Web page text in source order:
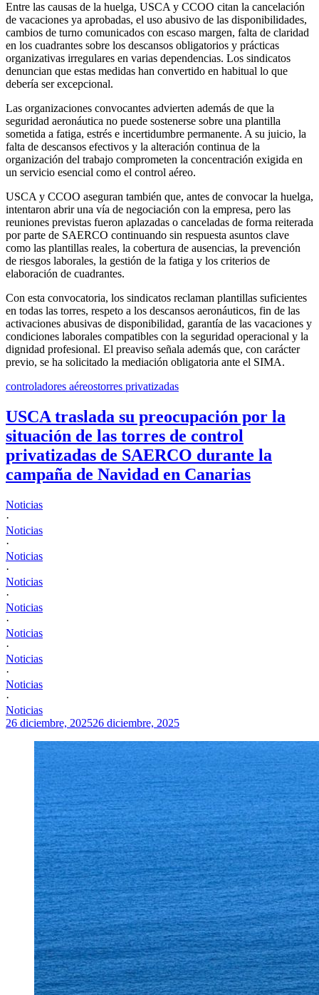
Entre las causas de la huelga, USCA y CCOO citan la cancelación
de vacaciones ya aprobadas, el uso abusivo de las disponibilidades,
cambios de turno comunicados con escaso margen, falta de claridad
en los cuadrantes sobre los descansos obligatorios y prácticas
organizativas irregulares en varias dependencias. Los sindicatos
denuncian que estas medidas han convertido en habitual lo que
debería ser excepcional.
Las organizaciones convocantes advierten además de que la
seguridad aeronáutica no puede sostenerse sobre una plantilla
sometida a fatiga, estrés e incertidumbre permanente. A su juicio, la
falta de descansos efectivos y la alteración continua de la
organización del trabajo comprometen la concentración exigida en
un servicio esencial como el control aéreo.
USCA y CCOO aseguran también que, antes de convocar la huelga,
intentaron abrir una vía de negociación con la empresa, pero las
reuniones previstas fueron aplazadas o canceladas de forma reiterada
por parte de SAERCO continuando sin respuesta asuntos clave
como las plantillas reales, la cobertura de ausencias, la prevención
de riesgos laborales, la gestión de la fatiga y los criterios de
elaboración de cuadrantes.
Con esta convocatoria, los sindicatos reclaman plantillas suficientes
en todas las torres, respeto a los descansos aeronáuticos, fin de las
activaciones abusivas de disponibilidad, garantía de las vacaciones y
condiciones laborales compatibles con la seguridad operacional y la
dignidad profesional. El preaviso señala además que, con carácter
previo, se ha solicitado la mediación obligatoria ante el SIMA.
controladores aéreostorres privatizadas
USCA traslada su preocupación por la
situación de las torres de control
privatizadas de SAERCO durante la
campaña de Navidad en Canarias
Noticias
·
Noticias
·
Noticias
·
Noticias
·
Noticias
·
Noticias
·
Noticias
·
Noticias
·
Noticias
26 diciembre, 202526 diciembre, 2025